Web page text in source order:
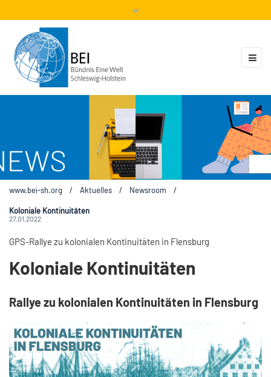
Mitglieder
www.bei-sh.org / Aktuelles / Newsroom /
Koloniale Kontinuitäten
27.01.2022
GPS-Rallye zu kolonialen Kontinuitäten in Flensburg
Koloniale Kontinuitäten
Rallye zu kolonialen Kontinuitäten in Flensburg